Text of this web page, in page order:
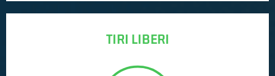
TIRI LIBERI